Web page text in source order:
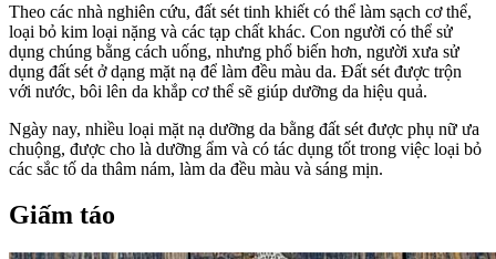
Theo các nhà nghiên cứu, đất sét tinh khiết có thể làm sạch cơ thể,
loại bỏ kim loại nặng và các tạp chất khác. Con người có thể sử
dụng chúng bằng cách uống, nhưng phổ biến hơn, người xưa sử
dụng đất sét ở dạng mặt nạ để làm đều màu da. Đất sét được trộn
với nước, bôi lên da khắp cơ thể sẽ giúp dưỡng da hiệu quả.
Ngày nay, nhiều loại mặt nạ dưỡng da bằng đất sét được phụ nữ ưa
chuộng, được cho là dưỡng ẩm và có tác dụng tốt trong việc loại bỏ
các sắc tố da thâm nám, làm da đều màu và sáng mịn.
Giấm táo